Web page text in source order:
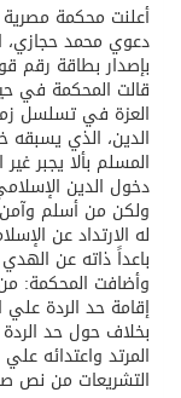
ثلة من
كسوة
أعلنت محكمة
دعوي محمد حجازي،
بإصدار بطاقة رقم
قالت المحكمة في
العزة في تسلسل
الدين، الذي يسبقه
المسلم بألا يجبر
دخول الدين
ولكن من أسلم وآمن
له الارتداد عن
باعداً ذاته عن
وأضافت المحكمة:
إقامة حد الردة
بخلاف حول حد
المرتد واعتدائه
التشريعات من نص